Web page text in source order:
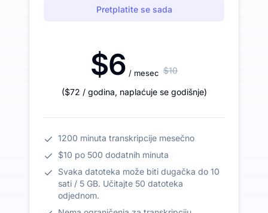
Pretplatite se sada
$6 / mesec $10
($72 / godina, naplaćuje se godišnje)
1200 minuta transkripcije mesečno
$10 po 500 dodatnih minuta
Svaka datoteka može biti dugačka do 10
sati / 5 GB. Učitajte 50 datoteka
odjednom.